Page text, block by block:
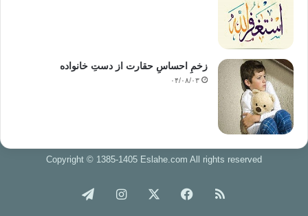
زخمِ احساسِ حقارت از دستِ خانواده
۰۴/۰۸/۰۳
Copyright © 1385-1405 Eslahe.com All rights reserved
خوراک فیس اینستاگرام